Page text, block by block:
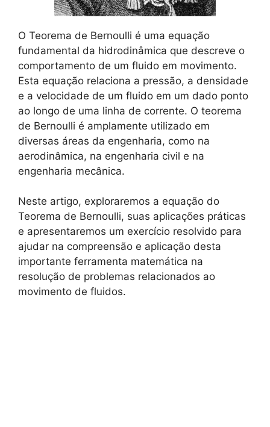
O Teorema de Bernoulli é uma equação
fundamental da hidrodinâmica que descreve o
comportamento de um fluido em movimento.
Esta equação relaciona a pressão, a densidade
e a velocidade de um fluido em um dado ponto
ao longo de uma linha de corrente. O teorema
de Bernoulli é amplamente utilizado em
diversas áreas da engenharia, como na
aerodinâmica, na engenharia civil e na
engenharia mecânica.
Neste artigo, exploraremos a equação do
Teorema de Bernoulli, suas aplicações práticas
e apresentaremos um exercício resolvido para
ajudar na compreensão e aplicação desta
importante ferramenta matemática na
resolução de problemas relacionados ao
movimento de fluidos.